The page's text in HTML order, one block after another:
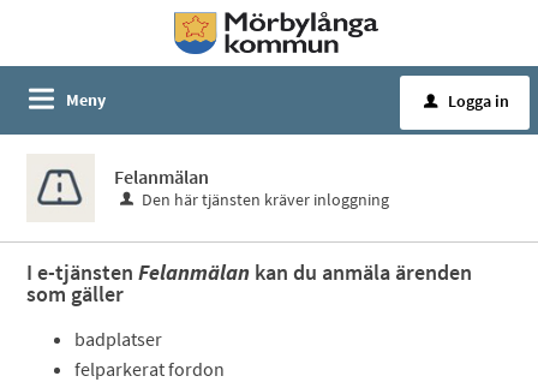
Meny u Logga in
Felanmälan
Den här tjänsten kräver inloggning
I e-tjänstenFelanmälan kan du anmäla ärenden
som gäller
badplatser
felparkerat fordon